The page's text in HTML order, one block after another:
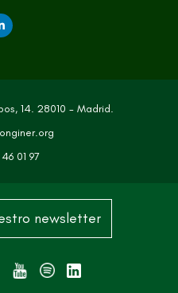
14. 28010 - Madrid.
01 97
newsletter